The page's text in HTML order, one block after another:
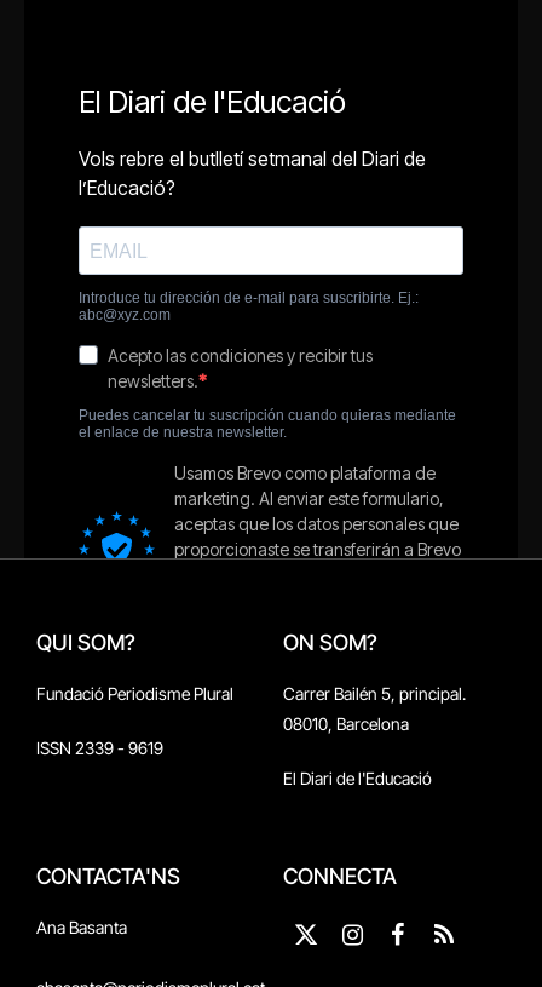
QUI SOM?
Fundació Periodisme Plural
ISSN 2339 - 9619
ON SOM?
Carrer Bailén 5, principal.
08010, Barcelona
El Diari de l'Educació
CONTACTA'NS
Ana Basanta
CONNECTA
X
Instagram
Facebook
RSS